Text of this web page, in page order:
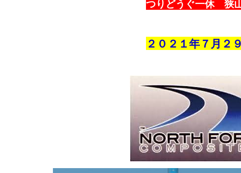
つりどうぐ一休 狭
２０２１年７ 月２